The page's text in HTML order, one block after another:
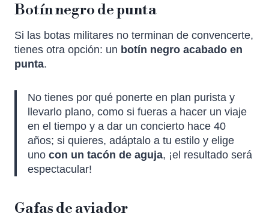
Botín negro de punta
Si las botas militares no terminan de convencerte,
tienes otra opción: un botín negro acabado en
punta.
No tienes por qué ponerte en plan purista y
llevarlo plano, como si fueras a hacer un viaje
en el tiempo y a dar un concierto hace 40
años; si quieres, adáptalo a tu estilo y elige
uno con un tacón de aguja, ¡el resultado será
espectacular!
Gafas de aviador